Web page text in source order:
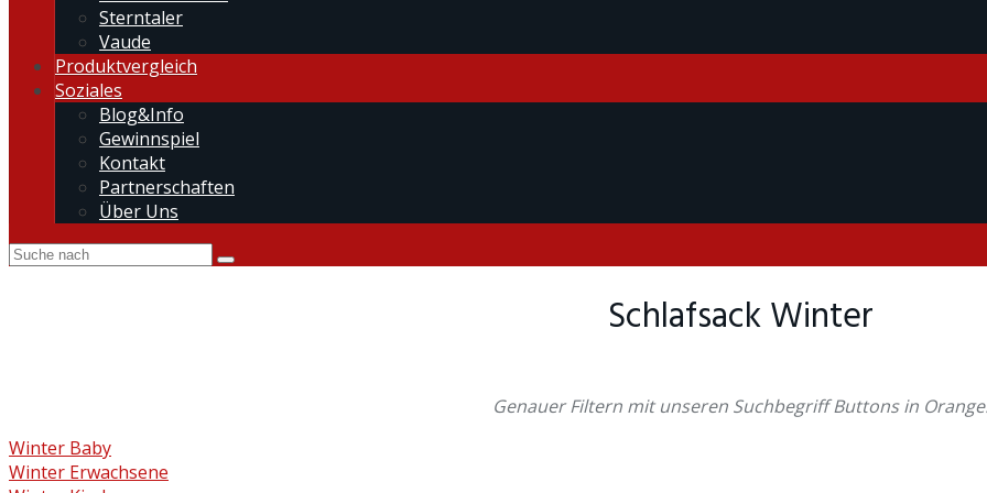
Sterntaler
Vaude
Produktvergleich
Soziales
Blog&Info
Gewinnspiel
Kontakt
Partnerschaften
Über Uns
Schlafsack Winter
Genauer Filtern mit unseren Suchbegriff Buttons in
Winter Baby
Winter Erwachsene